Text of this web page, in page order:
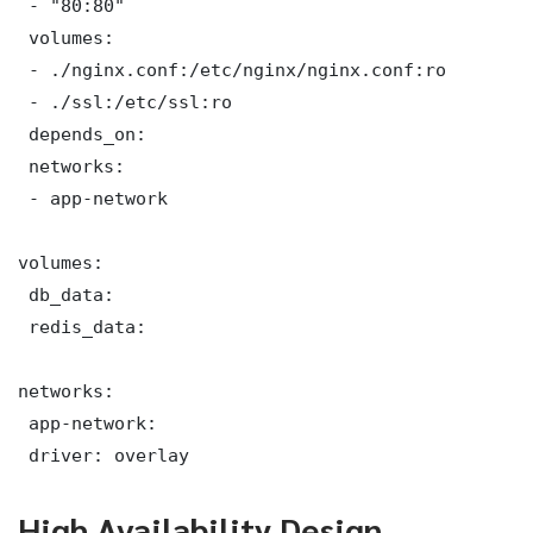
- "80:80"
volumes:
- ./nginx.conf:/etc/nginx/nginx.conf:ro
- ./ssl:/etc/ssl:ro
depends_on:
networks:
- app-network
volumes:
db_data:
redis_data:
networks:
app-network:
driver: overlay